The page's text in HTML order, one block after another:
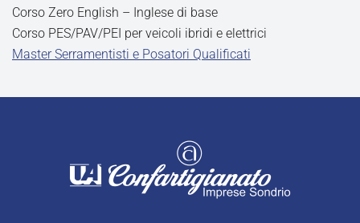
Corso Zero English – Inglese di base
Corso PES/PAV/PEI per veicoli ibridi e elettrici
Master Serramentisti e Posatori Qualificati